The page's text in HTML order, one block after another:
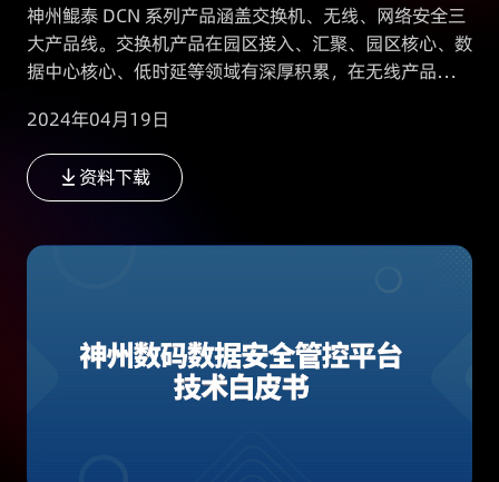
神州鲲泰 DCN 系列产品涵盖交换机、无线、网络安全三
大产品线。交换机产品在园区接入、汇聚、园区核心、数
据中心核心、低时延等领域有深厚积累，在无线产品方
的产品线和无线控制器，可实现应用交付和虚拟化;在数
据安全产品方面,通过全面分析流量、日志、终端等安全
事件,形成了动态的、纵深的网络安全的综合防御体系,切
实保障网络安全。
2024年04月19日
资料下载